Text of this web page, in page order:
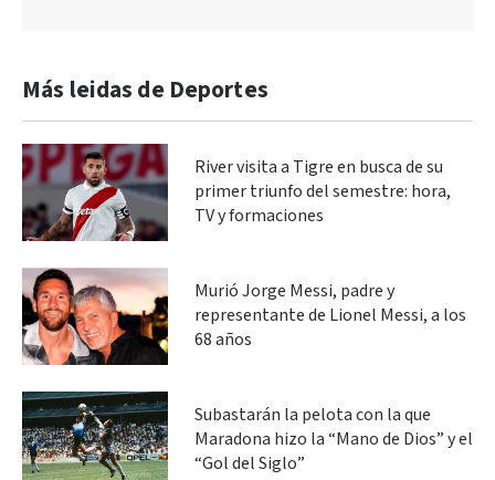
Más leidas de Deportes
River visita a Tigre en busca de su
primer triunfo del semestre: hora,
TV y formaciones
Murió Jorge Messi, padre y
representante de Lionel Messi, a los
68 años
Subastarán la pelota con la que
Maradona hizo la “Mano de Dios” y el
“Gol del Siglo”